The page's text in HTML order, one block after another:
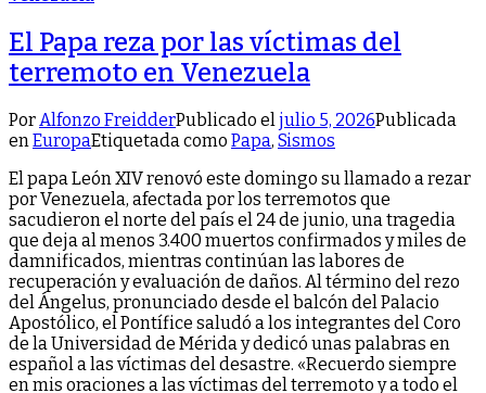
El Papa reza por las víctimas del
terremoto en Venezuela
PorAlfonzo FreidderPublicado eljulio 5, 2026Publicada
enEuropaEtiquetada como Papa, Sismos
El papa León XIV renovó este domingo su llamado a rezar
por Venezuela, afectada por los terremotos que
sacudieron el norte del país el 24 de junio, una tragedia
que deja al menos 3.400 muertos confirmados y miles de
damnificados, mientras continúan las labores de
recuperación y evaluación de daños. Al término del rezo
del Ángelus, pronunciado desde el balcón del Palacio
Apostólico, el Pontífice saludó a los integrantes del Coro
de la Universidad de Mérida y dedicó unas palabras en
español a las víctimas del desastre. «Recuerdo siempre
en mis oraciones a las víctimas del terremoto y a todo el